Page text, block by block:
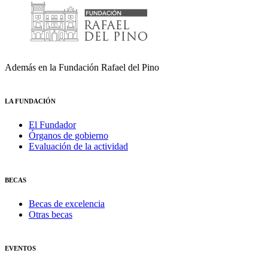
Además en la Fundación Rafael del Pino
LA FUNDACIÓN
El Fundador
Órganos de gobierno
Evaluación de la actividad
BECAS
Becas de excelencia
Otras becas
EVENTOS